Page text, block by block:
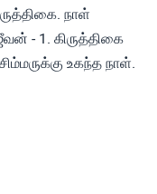
நாள்
- 1. கிருத்திகை
உகந்த நாள்.